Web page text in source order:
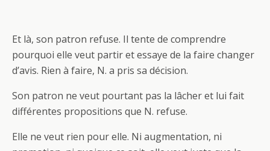
Et là, son patron refuse. Il tente de comprendre
pourquoi elle veut partir et essaye de la faire changer
d’avis. Rien à faire, N. a pris sa décision.
Son patron ne veut pourtant pas la lâcher et lui fait
différentes propositions que N. refuse.
Elle ne veut rien pour elle. Ni augmentation, ni